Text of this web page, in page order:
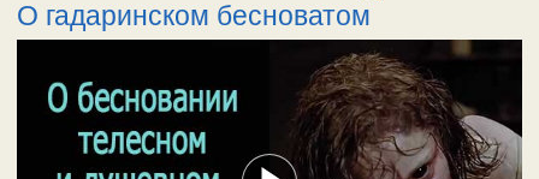
своими страстями, ходит во след их.
Одержим сочувствием к страсти, и не
разрывает …
О гадаринском бесноватом